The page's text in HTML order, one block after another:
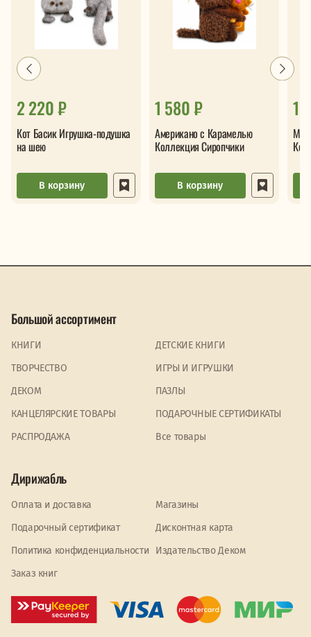
2 220 ₽
Кот Басик Игрушка-подушка
на шею
В корзину
1 580 ₽
Американо с Карамелью
Коллекция Сиропчики
В корзину
1
Большой ассортимент
КНИГИ
ДЕТСКИЕ КНИГИ
ТВОРЧЕСТВО
ИГРЫ И ИГРУШКИ
ДЕКОМ
ПАЗЛЫ
КАНЦЕЛЯРСКИЕ ТОВАРЫ
ПОДАРОЧНЫЕ СЕРТИФИКАТЫ
PАСПРОДАЖА
Все товары
Дирижабль
Оплата и доставка
Магазины
Подарочный сертификат
Дисконтная карта
Политика конфиденциальности
Издательство Деком
Заказ книг